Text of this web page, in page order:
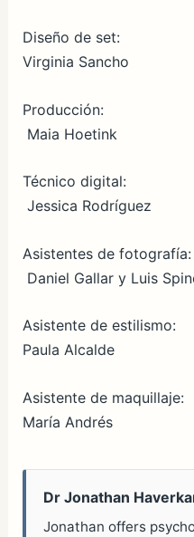
Diseño de set:
Virginia Sancho
Producción:
Maia Hoetink
Técnico digital:
Jessica Rodríguez
Asistentes de fotografía:
Daniel Gallar y Luis
Asistente de estilismo:
Paula Alcalde
Asistente de maquillaje:
María Andrés
Dr Jonathan
Jonathan offers